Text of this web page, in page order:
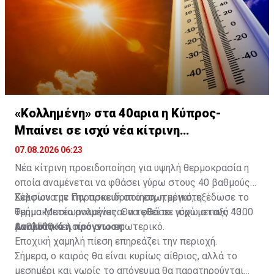
και τη διασφάλιση της δημόσιας τάξης, καταλήγει η
ανακοίνωση.
«Κολλημένη» στα 40αρια η Κύπρος-
Μπαίνει σε ισχύ νέα κίτρινη
προειδοποίηση
07.08.2026 06:23
Νέα κίτρινη προειδοποίηση για υψηλή θερμοκρασία η
οποία αναμένεται να φθάσει γύρω στους 40 βαθμούς
Κελσίου την Παρασκευή στο εσωτερικό, εξέδωσε το
Τμήμα Μετεωρολογίας. Θα τεθεί σε ισχύ μεταξύ 1300
και 1500.
Σύμφωνα με την προειδοποίηση, η μέγιστη
θερμοκρασία αναμένεται να φθάσει γύρω στους 40
βαθμούς Κελσίου στο εσωτερικό.
Αναλυτικά η πρόγνωση:
Εποχική χαμηλή πίεση επηρεάζει την περιοχή.
Σήμερα, ο καιρός θα είναι κυρίως αίθριος, αλλά το
μεσημέρι και νωρίς το απόγευμα θα παρατηρούνται